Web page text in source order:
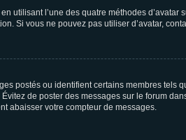
utilisant l’une des quatre méthodes
Si vous ne pouvez pas utiliser d’avatar,
postés ou identifient certains membres
de poster des messages sur le forum
abaisser votre compteur de messages.